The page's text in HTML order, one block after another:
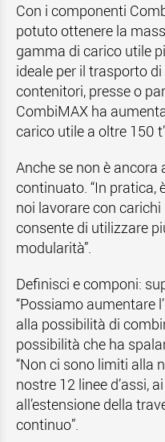
Con i componenti
potuto ottenere la
gamma di carico utile
ideale per il trasporto
contenitori, presse o
CombiMAX ha
carico utile a oltre 150
Anche se non è
continuato. “In pratica,
noi lavorare con
consente di utilizzare
modularità”.
Definisci e componi:
“Possiamo aumentare
alla possibilità di
possibilità che ha
“Non ci sono limiti alla
nostre 12 linee d’assi,
all’estensione della
continuo”.